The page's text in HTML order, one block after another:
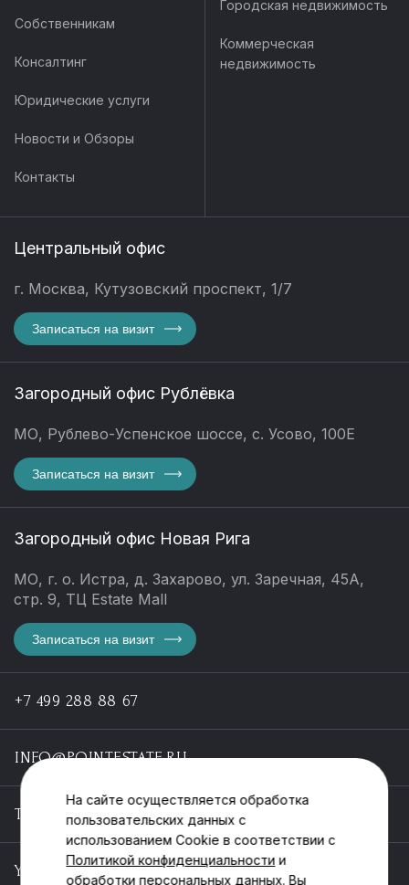
Собственникам
Консалтинг
Юридические услуги
Новости и Обзоры
Контакты
Городская недвижимость
Коммерческая
недвижимость
Центральный офис
г. Москва, Кутузовский проспект, 1/7
Записаться на визит
Загородный офис Рублёвка
МО, Рублево-Успенское шоссе, с. Усово, 100Е
Записаться на визит
Загородный офис Новая Рига
МО, г. о. Истра, д. Захарово, ул. Заречная, 45А,
стр. 9, ТЦ Estate Mall
Записаться на визит
+7 499 288 88 67
INFO@POINTESTATE.RU
TELEGRAM
YOUTUBE
На сайте осуществляется обработка
пользовательских данных с
использованием Cookie в соответствии с
Политикой конфиденциальности и
обработки персональных данных. Вы